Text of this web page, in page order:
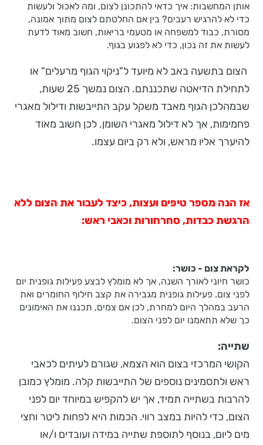
אותן המחשבות: איך כדאי להתכונן לצום, ומה לאכול ולעשות
כדי לא להרגיש רעבים? בין אם החלטתם לצום מתוך אמונה,
מסורת, כבוד למשפחה או מטעמי בריאות, חשוב מאוד לדעת
לעשות את זה נכון, כדי לא לפגוע בגוף.
הצום בתשעה באב לא מיועד ל"ניקוי הגוף מרעלים" או
לתחילת הדיאטה שתכננתם. הצום נמשך 25 שעות,
שבמהלכן הגוף מאבד משקל עקב התייבשות ודילול מאגרי
פחמימות, אך לא דילול מאגרי השומן. לכן חשוב מאוד
להיערך אליו מראש, ולא רק ביום עצמו.
אז הנה מספר טיפים ועצות, כיצד לעבור את הצום ללא
הרגשת כבדות, סחרחורות וכאבי ראש:
לקראת צום - כושר:
כושר חיוני לאורך השנה, אך לא מומלץ לבצע פעילות גופנית יום
לפני צום. פעילות גופנית מגבירה את קצב חילוף החומרים ואת
הרעב במהלך היום למחרת, לכן אם צמים, תכננו את האימונים
כך שלא תתאמנו יום לפני הצום.
שתייה:
הקושי המרכזי בצום הוא הצמא, שגורם לעיתים לכאבי
ראש ולתסמינים נוספים של התייבשות קלה. מומלץ כמובן
להרבות בשתייה תמיד, אך יש להקפיש במיוחד יום לפני
הצום, כדי להיות במצב רווי. הכמות היא לפחות ליטר וחצי
מים ליום, בנוסף לתוספת שתייה במידה ועובדים ו/או